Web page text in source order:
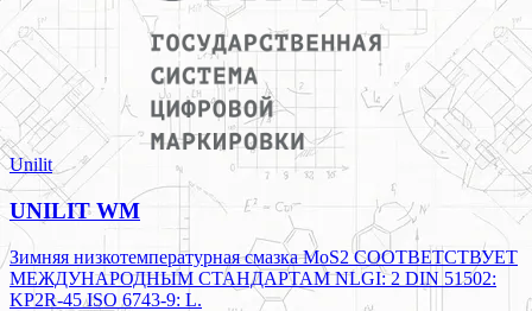
Unilit
UNILIT WM
Зимняя низкотемпературная смазка MoS2 СООТВЕТСТВУЕТ
МЕЖДУНАРОДНЫМ СТАНДАРТАМ NLGI: 2 DIN 51502:
KP2R-45 ISO 6743-9: L.